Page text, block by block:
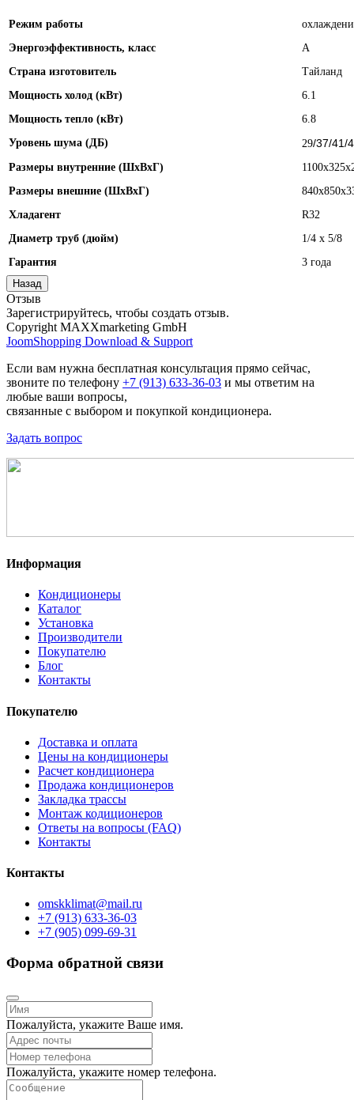
Режим работы
Энергоэффективность, класс
А
Страна изготовитель
Тайланд
Мощность холод (кВт)
6.1
Мощность тепло (кВт)
6.8
Уровень шума (ДБ)
29/37/41/
Размеры внутренние (ШхВхГ)
Размеры внешние (ШхВхГ)
Хладагент
R32
Диаметр труб (дюйм)
1/4 x 5/8
Гарантия
3 года
Отзыв
Зарегистрируйтесь, чтобы создать отзыв.
Copyright MAXXmarketing GmbH
JoomShopping Download & Support
Если вам нужна бесплатная консультация прямо сейчас,
звоните по телефону +7 (913) 633-36-03 и мы ответим на
любые ваши вопросы,
связанные с выбором и покупкой кондиционера.
Задать вопрос
Информация
Кондиционеры
Каталог
Установка
Производители
Покупателю
Блог
Контакты
Покупателю
Доставка и оплата
Цены на кондиционеры
Расчет кондиционера
Продажа кондиционеров
Закладка трассы
Монтаж кодиционеров
Ответы на вопросы (FAQ)
Контакты
Контакты
omskklimat@mail.ru
+7 (913) 633-36-03
+7 (905) 099-69-31
Форма обратной связи
Пожалуйста, укажите Ваше имя.
Пожалуйста, укажите номер телефона.